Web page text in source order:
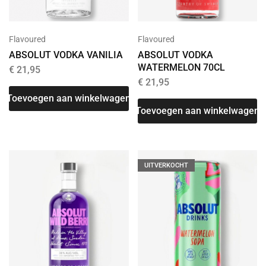
Flavoured
ABSOLUT VODKA VANILIA
€ 21,95
Toevoegen aan winkelwagen
Flavoured
ABSOLUT VODKA
WATERMELON 70CL
€21,95
Toevoegen aan winkelwagen
UITVERKOCHT